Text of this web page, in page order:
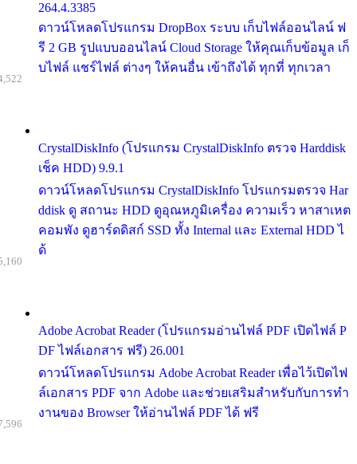
264.4.3385
ดาวน์โหลดโปรแกรม DropBox ระบบ เก็บไฟล์ออนไลน์ ฟ
รี 2 GB รูปแบบออนไลน์ Cloud Storage ให้คุณเก็บข้อมูล เก็
บไฟล์ แชร์ไฟล์ ต่างๆ ให้คนอื่น เข้าถึงได้ ทุกที่ ทุกเวลา
CrystalDiskInfo (โปรแกรม CrystalDiskInfo ตรวจ Harddisk
เช็ค HDD) 9.9.1
ดาวน์โหลดโปรแกรม CrystalDiskInfo โปรแกรมตรวจ Har
ddisk ดู สถานะ HDD ดูอุณหภูมิเครื่อง ความเร็ว หาสาเหต
คอมพัง ดูฮาร์ดดิสก์ SSD ทั้ง Internal และ External HDD ไ
ด้
Adobe Acrobat Reader (โปรแกรมอ่านไฟล์ PDF เปิดไฟล์ P
DF ไฟล์เอกสาร ฟรี) 26.001
ดาวน์โหลดโปรแกรม Adobe Acrobat Reader เพื่อไว้เปิดไฟ
ล์เอกสาร PDF จาก Adobe และช่วยเสริมสำหรับกับการทำ
งานของ Browser ให้อ่านไฟล์ PDF ได้ ฟรี